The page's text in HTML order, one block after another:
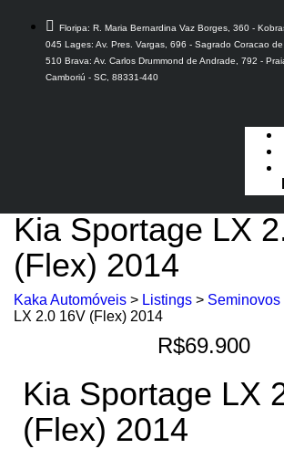
Floripa: R. Maria Bernardina Vaz Borges, 360 -
045 Lages: Av. Pres. Vargas, 696 - Sagrado Coracao
510 Brava: Av. Carlos Drummond de Andrade, 792 -
Camboriú - SC, 88331-440
Kia Sportage LX
(Flex) 2014
Kaka Automóveis > Listings > Seminovos
LX 2.0 16V (Flex) 2014
R$69.900
Kia Sportage LX
(Flex) 2014